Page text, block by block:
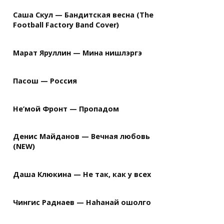
Саша Скул — Бандитская весна (The
Football Factory Band Cover)
Марат Яруллин — Мина нишлэргэ
Пасош — Россия
Не’мой Фронт — Пропадом
Денис Майданов — Вечная любовь
(NEW)
Даша Клюкина — Не так, как у всех
Чингис Раднаев — Наhанай ошолго